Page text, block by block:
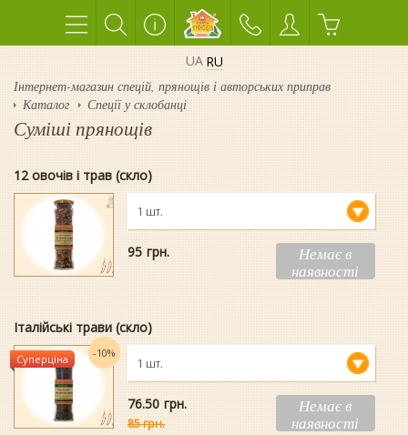
UA RU
Інтернет-магазин спецій, прянощів і авторських приправ
Каталог
Спеції у склобанці
Суміші прянощів
12 овочів і трав (скло)
1 шт.
95 гpн.
Немає в
наявності
Італійські трави (скло)
Суперціна -10%
1 шт.
76.50 гpн.
85 грн.
Немає в
наявності